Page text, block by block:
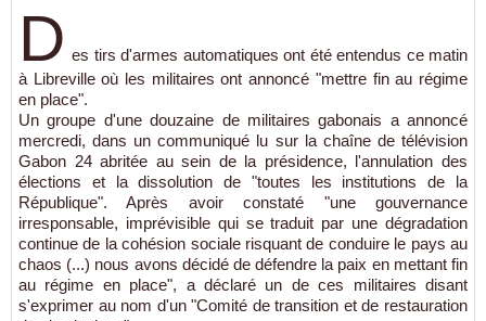
D es tirs d'armes automatiques ont été entendus ce matin
à Libreville où les militaires ont annoncé "mettre fin au régime
en place".
Un groupe d'une douzaine de militaires gabonais a annoncé
mercredi, dans un communiqué lu sur la chaîne de télévision
Gabon 24 abritée au sein de la présidence, l'annulation des
élections et la dissolution de "toutes les institutions de la
République". Après avoir constaté "une gouvernance
irresponsable, imprévisible qui se traduit par une dégradation
continue de la cohésion sociale risquant de conduire le pays au
chaos (...) nous avons décidé de défendre la paix en mettant fin
au régime en place", a déclaré un de ces militaires disant
s'exprimer au nom d'un "Comité de transition et de restauration